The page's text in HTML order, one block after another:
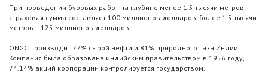
При проведении буровых работ на глубине менее 1,5 тысячи метров
страховая сумма составляет 100 миллионов долларов, более 1,5 тысячи
метров – 125 миллионов долларов.
ONGC производит 77% сырой нефти и 81% природного газа Индии.
Компания была образована индийским правительством в 1956 году,
74.14% акций корпорации контролируется государством.